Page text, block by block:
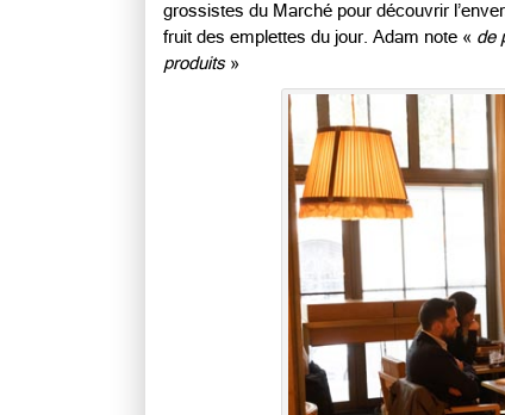
grossistes du Marché pour découvrir
fruit des emplettes du jour. Adam note « de
produits »